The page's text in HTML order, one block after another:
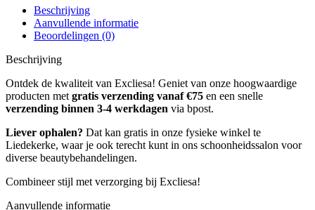
Beschrijving
Aanvullende informatie
Beoordelingen (0)
Beschrijving
Ontdek de kwaliteit van Excliesa! Geniet van onze hoogwaardige
producten metgratis verzending vanaf €75 en een snelle
verzending binnen 3-4 werkdagen via bpost.
Liever ophalen? Dat kan gratis in onze fysieke winkel te
Liedekerke, waar je ook terecht kunt in ons schoonheidssalon voor
diverse beautybehandelingen.
Combineer stijl met verzorging bij Excliesa!
Aanvullende informatie